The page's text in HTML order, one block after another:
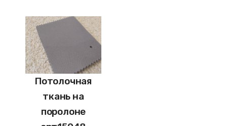
Потолочная
ткань на
поролоне